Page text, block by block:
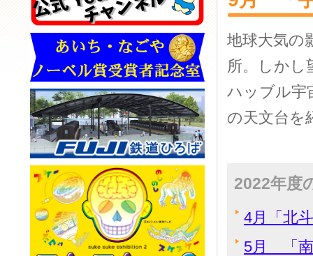
地球大気の
所。しかし
ハッブル宇
の天文台を
2022年度
4月「北
5月 「南